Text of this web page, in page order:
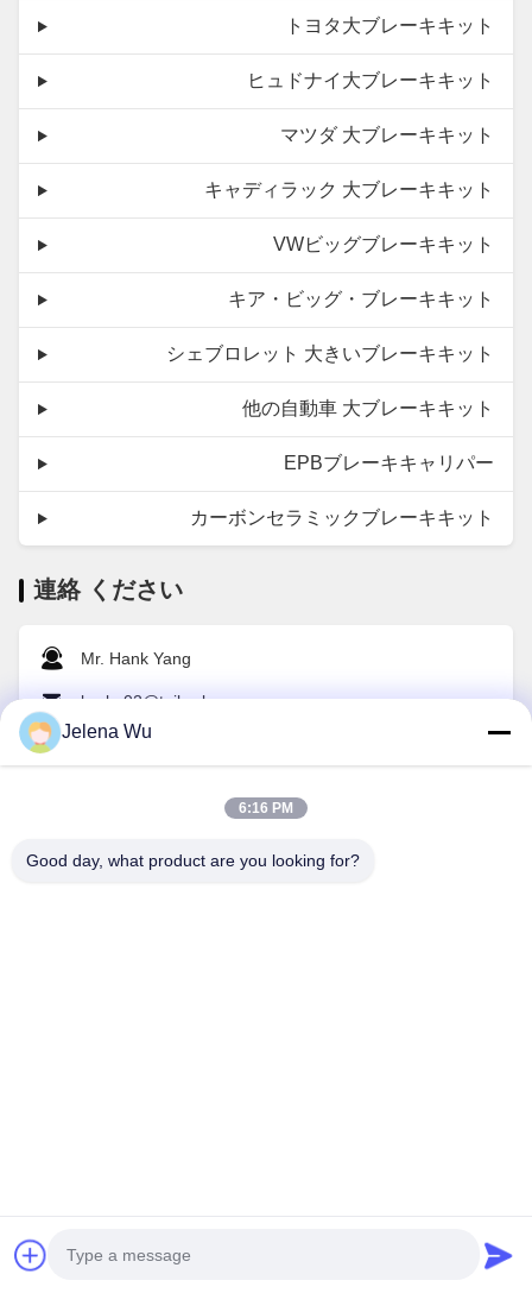
トヨタ大ブレーキキット
ヒュドナイ大ブレーキキット
マツダ 大ブレーキキット
キャディラック 大ブレーキキット
VWビッグブレーキキット
キア・ビッグ・ブレーキキット
シェブロレット 大きいブレーキキット
他の自動車 大ブレーキキット
EPBブレーキキャリパー
カーボンセラミックブレーキキット
連絡 ください
Mr. Hank Yang
brake02@teibrakes.com
008615360484360
今連絡してください
Jelena Wu
6:16 PM
Good day, what product are you looking for?